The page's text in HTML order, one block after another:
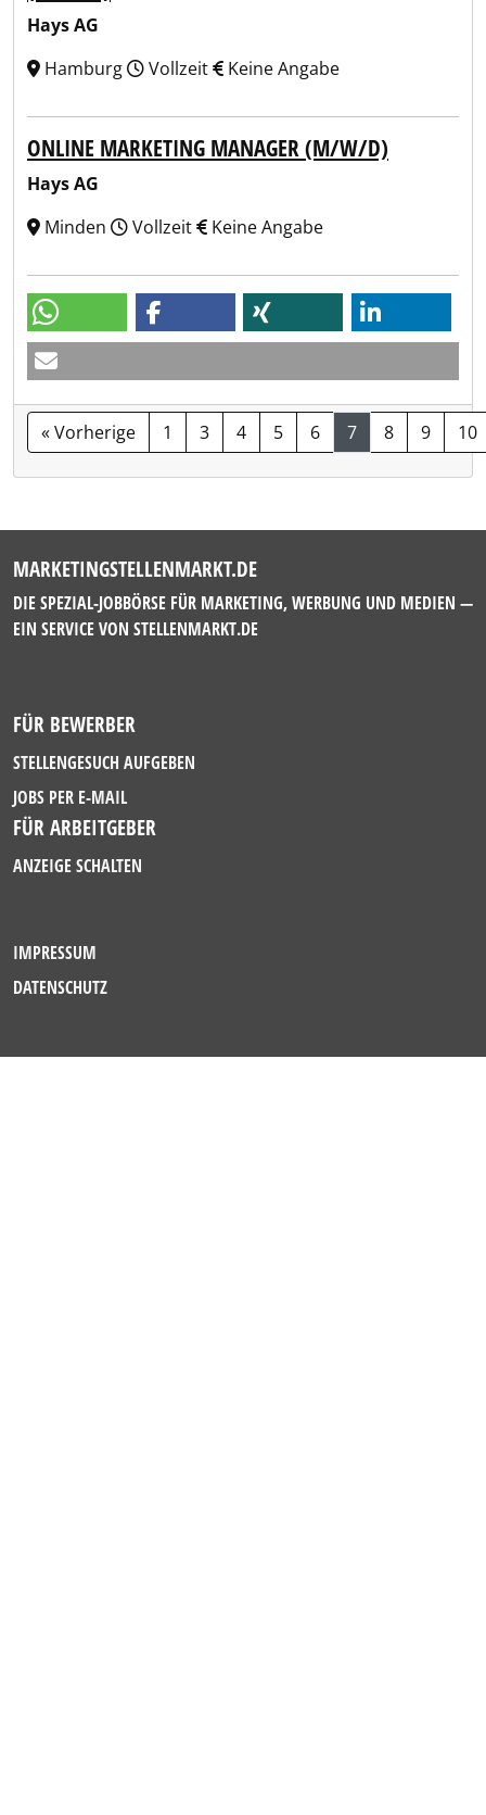
Hays AG
Hamburg
Vollzeit Keine Angabe
ONLINE MARKETING MANAGER (M/W/D)
Hays AG
Minden
Vollzeit Keine Angabe
« Vorherige 1 3 4 5 6 7 8 9 10
MARKETINGSTELLENMARKT.DE
DIE SPEZIAL-JOBBÖRSE FÜR MARKETING, WERBUNG UND MEDIEN —
EIN SERVICE VON STELLENMARKT.DE
FÜR BEWERBER
STELLENGESUCH AUFGEBEN
JOBS PER E-MAIL
FÜR ARBEITGEBER
ANZEIGE SCHALTEN
IMPRESSUM
DATENSCHUTZ